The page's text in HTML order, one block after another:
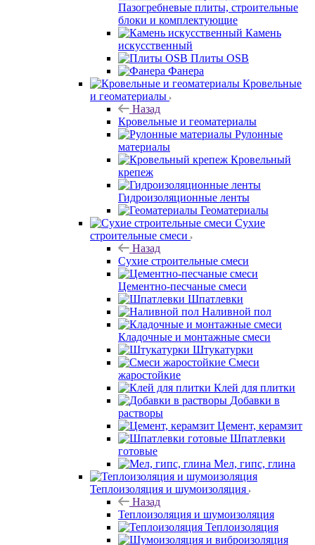
Пазогребневые плиты, строительные
блоки и комплектующие
Камень
искусственный
Плиты OSB
Фанера
Кровельные
и геоматериалы
Назад
Кровельные и геоматериалы
Рулонные
материалы
Кровельный
крепеж
Гидроизоляционные ленты
Геоматериалы
Сухие
строительные смеси
Назад
Сухие строительные смеси
Цементно-песчаные смеси
Шпатлевки
Наливной пол
Кладочные и монтажные смеси
Штукатурки
Смеси
жаростойкие
Клей для плитки
Добавки в
растворы
Цемент, керамзит
Шпатлевки
готовые
Мел, гипс, глина
Теплоизоляция и шумоизоляция
Назад
Теплоизоляция и шумоизоляция
Теплоизоляция